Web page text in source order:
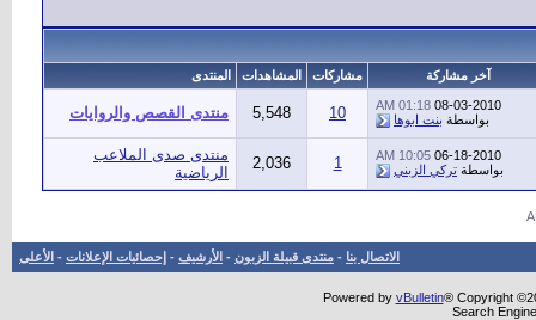
آخر مشاركة مشاركات المشاهدات المنتدى
08-03-2010
01:18 AM
بواسطة بنت ابوها 10
5,548 منتدى القصص والروايات
06-18-2010
10:05 AM
بواسطة تركي الزبني 1
2,036
منتدى صدى الملاعب
الرياضية
الاتصال بنا - منتدى قبيلة الزبون - الأرشيف - إحصائيات الإعلانات - الأعلى
Powered by vBulletin® Copyright
Search